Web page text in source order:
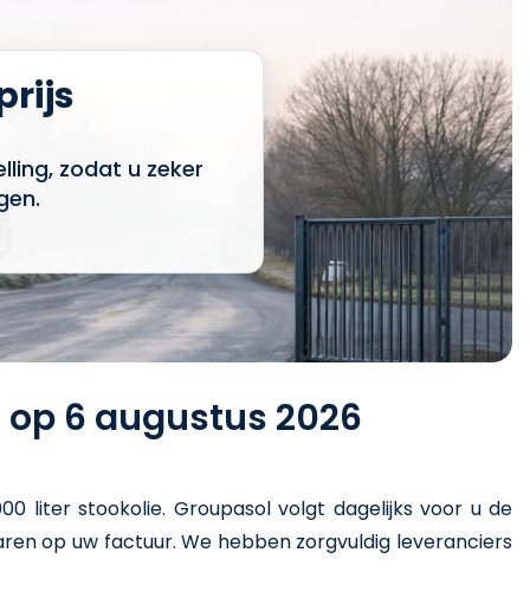
zodat u zeker
6 augustus 2026
liter stookolie. Groupasol volgt dagelijks voor u de
op uw factuur. We hebben zorgvuldig leveranciers